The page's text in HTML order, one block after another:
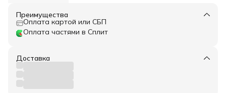
Преимущества
Оплата картой или СБП
Оплата частями в Сплит
Доставка